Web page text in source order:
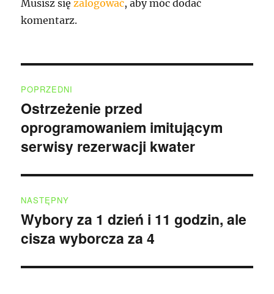
Musisz się zalogować, aby móc dodać
komentarz.
wpisu
POPRZEDNI
Poprzedni
wpis:
Ostrzeżenie przed
oprogramowaniem imitującym
serwisy rezerwacji kwater
NASTĘPNY
Następny
wpis:
Wybory za 1 dzień i 11 godzin, ale
cisza wyborcza za 4